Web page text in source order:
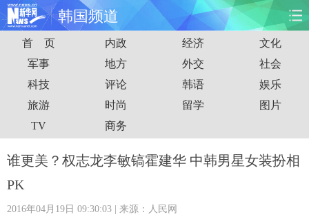
韩国频道
首页 时政 国际 财经
娱乐 体育 人事 教育
时尚 思客
港澳 台湾 华人 汽车
首 页 内政 经济
文化
军事
地方 外交
社会
科技
评论 韩语
娱乐
旅游
时尚 留学
图片
TV
商务
谁更美？权志龙李敏镐霍建华 中韩男星女装扮相
PK
2016年04月19日 09:30:03 | 来源：人民网